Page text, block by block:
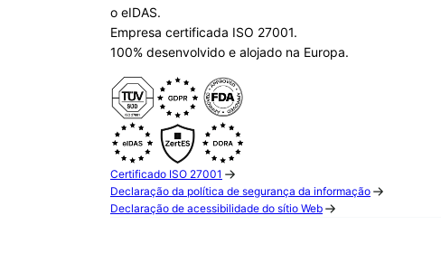
o eIDAS.
Empresa certificada ISO 27001.
100% desenvolvido e alojado na Europa.
Certificado ISO 27001
Declaração da política de segurança da informação
Declaração de acessibilidade do sítio Web